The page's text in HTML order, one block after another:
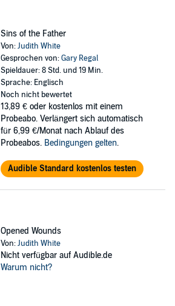
Sins of the Father
Von:Judith White
Gesprochen von:Gary Regal
Spieldauer: 8 Std. und 19 Min.
Sprache: Englisch
Noch nicht bewertet
13,89 € oder kostenlos mit einem
Probeabo. Verlängert sich automatisch
für 6,99 €/Monat nach Ablauf des
Probeabos. Bedingungen gelten.
Audible Standard kostenlos testen
Opened Wounds
Von:Judith White
Nicht verfügbar auf Audible.de
Warum nicht?